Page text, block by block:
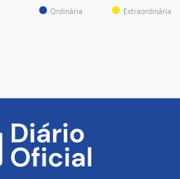
Ordinária Extraordinária